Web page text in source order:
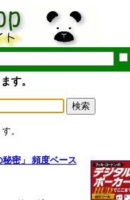
す。
。
密」 頻度ベース